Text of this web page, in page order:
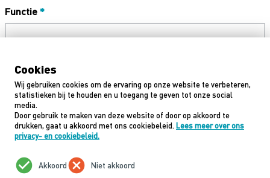
Functie*
E-mailadres*
Cookies
Wij gebruiken cookies om de ervaring op onze website te verbeteren,
statistieken bij te houden en u toegang te geven tot onze social
media.
Door gebruik te maken van deze website of door op akkoord te
drukken, gaat u akkoord met ons cookiebeleid. Lees meer over ons
privacy- en cookiebeleid.
check_circle Akkoordcancel Niet akkoord